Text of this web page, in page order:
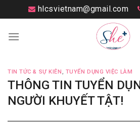
to
content
hlcsvietnam@gmail.com
TIN TỨC & SỰ KIÊN, TUYỂN DỤNG VIỆC LÀM
THÔNG TIN TUYỂN
NGƯỜI KHUYẾT TẬT!